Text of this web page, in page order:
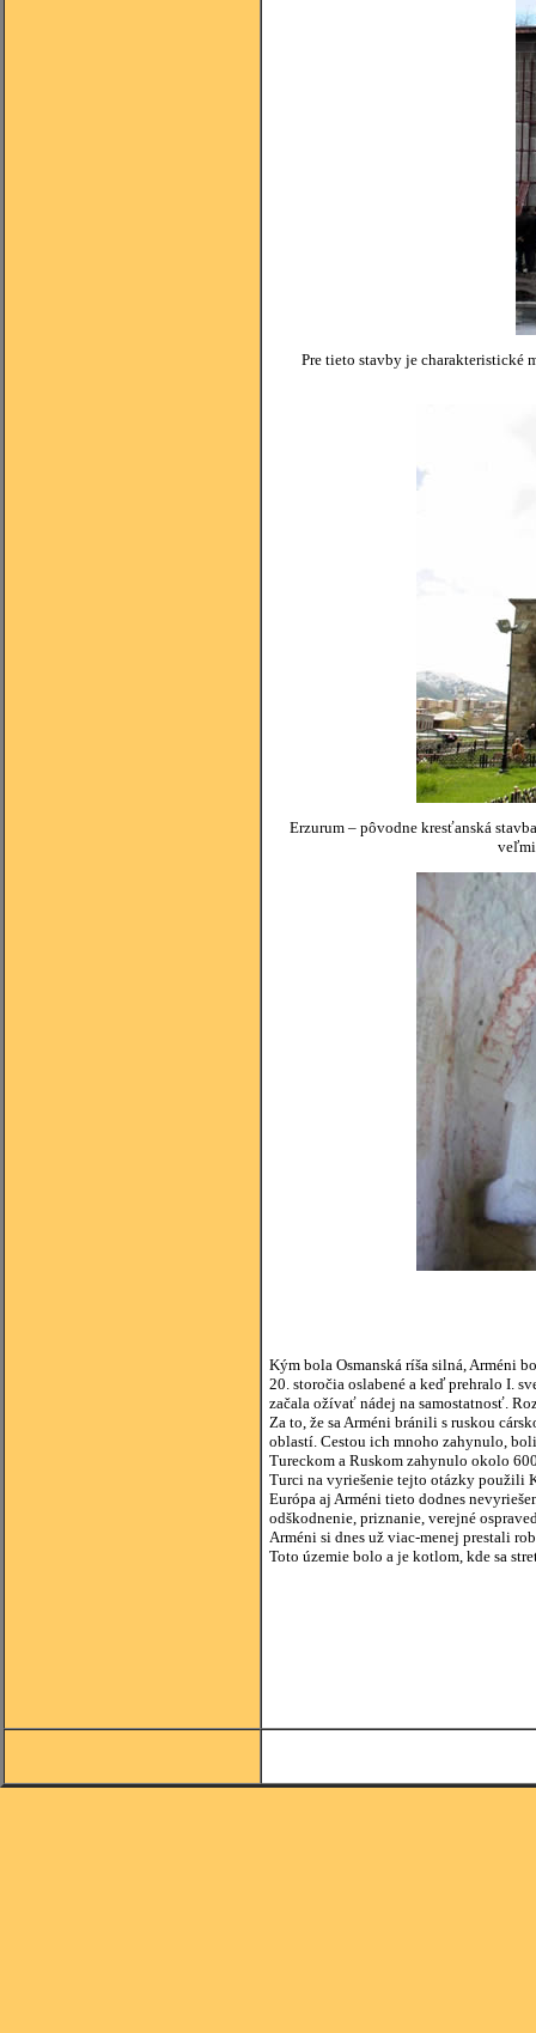
Pre tieto stavby je charakteristické
Erzurum – pôvodne kresťanská
veľmi
Kým bola Osmanská ríša silná, Arméni
20. storočia oslabené a keď prehralo I.
začala ožívať nádej na samostatnosť.
Za to, že sa Arméni bránili s ruskou
oblastí. Cestou ich mnoho zahynulo,
Tureckom a Ruskom zahynulo okolo
Turci na vyriešenie tejto otázky použili
Európa aj Arméni tieto dodnes
odškodnenie, priznanie, verejné
Arméni si dnes už viac-menej prestali
Toto územie bolo a je kotlom, kde sa